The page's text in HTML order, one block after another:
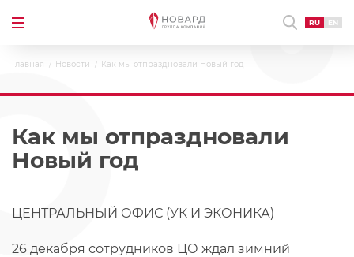
RU EN
Главная Новости Как мы отпраздновали Новый год
Как мы отпраздновали
Новый год
ЦЕНТРАЛЬНЫЙ ОФИС (УК И ЭКОНИКА)
26 декабря сотрудников ЦО ждал зимний